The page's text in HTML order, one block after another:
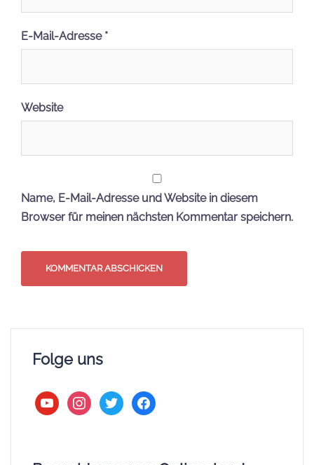
E-Mail-Adresse *
Website
Name, E-Mail-Adresse und Website in diesem
Browser für meinen nächsten Kommentar speichern.
Folge uns
youtubeinstagram
twitter facebook